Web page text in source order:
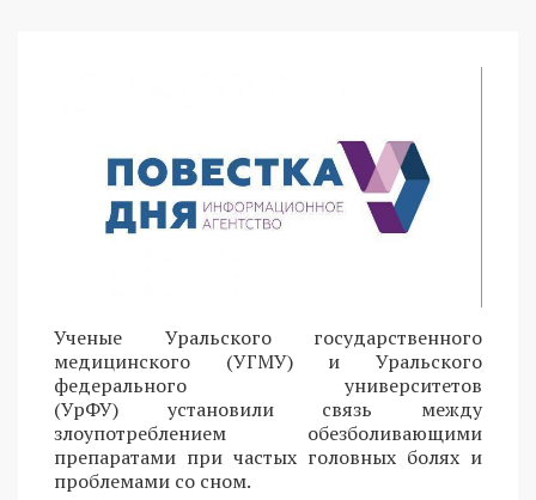
Ученые Уральского государственного
медицинского (УГМУ) и Уральского
федерального университетов
(УрФУ) установили связь между
злоупотреблением обезболивающими
препаратами при частых головных болях и
проблемами со сном.